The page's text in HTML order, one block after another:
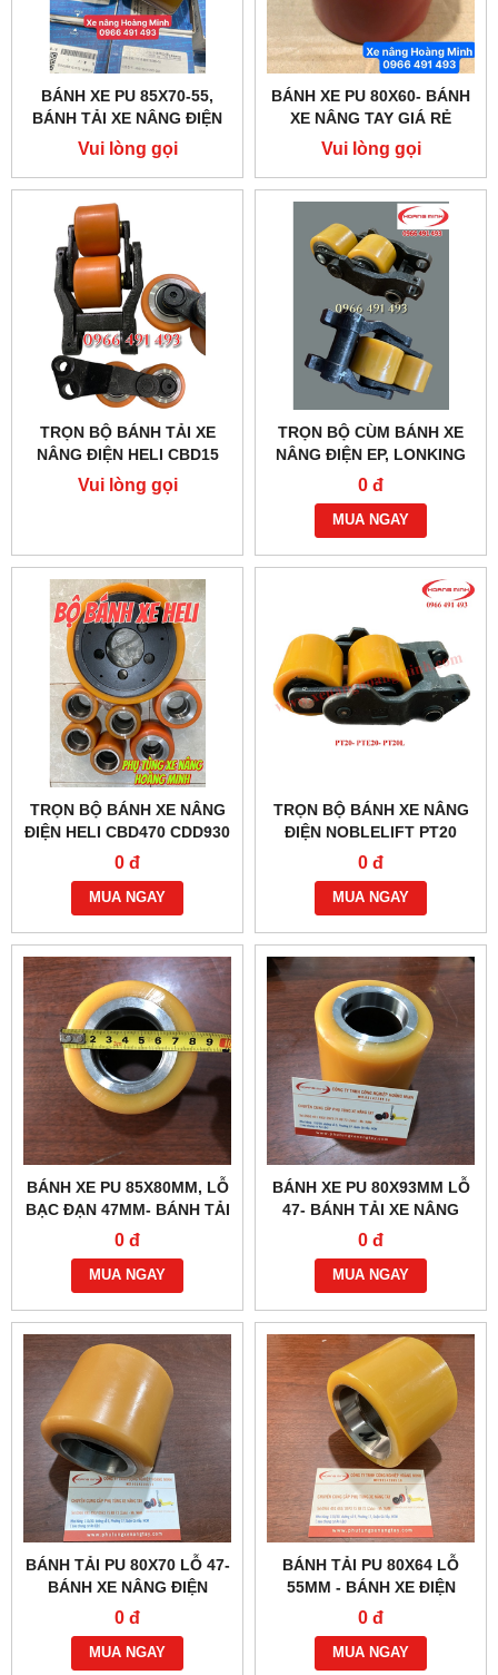
BÁNH XE PU 85X70-55,
BÁNH TẢI XE NÂNG ĐIỆN
HANGCHA CBD
Vui lòng gọi
BÁNH XE PU 80X60- BÁNH
XE NÂNG TAY GIÁ RẺ
Vui lòng gọi
TRỌN BỘ BÁNH TẢI XE
NÂNG ĐIỆN HELI CBD15
85X70
Vui lòng gọi
TRỌN BỘ CÙM BÁNH XE
NÂNG ĐIỆN EP, LONKING
LẮP BÁNH XE 80X60
0 đ
MUA NGAY
TRỌN BỘ BÁNH XE NÂNG
ĐIỆN HELI CBD470 CDD930
CBD460
0 đ
MUA NGAY
TRỌN BỘ BÁNH XE NÂNG
ĐIỆN NOBLELIFT PT20
PTE20 PT20L
0 đ
MUA NGAY
BÁNH XE PU 85X80MM, LỖ
BẠC ĐẠN 47MM- BÁNH TẢI
XE NÂNG ĐIỆN HELI 3 TẤN
0 đ
MUA NGAY
BÁNH XE PU 80X93MM LỖ
47- BÁNH TẢI XE NÂNG
ĐIỆN LINDE LHE150
0 đ
MUA NGAY
BÁNH TẢI PU 80X70 LỖ 47-
BÁNH XE NÂNG ĐIỆN
EPT15, MT15
0 đ
MUA NGAY
BÁNH TẢI PU 80X64 LỖ
55MM - BÁNH XE ĐIỆN
HELI, HANGCHA
0 đ
MUA NGAY